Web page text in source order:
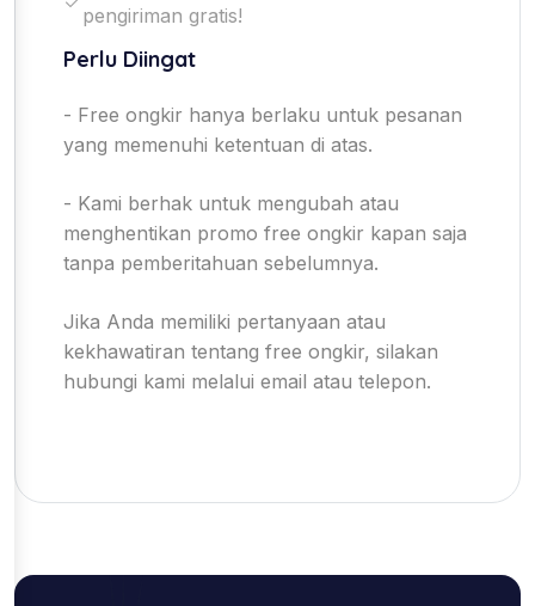
pengiriman gratis!
Perlu Diingat
- Free ongkir hanya berlaku untuk pesanan
yang memenuhi ketentuan di atas.
- Kami berhak untuk mengubah atau
menghentikan promo free ongkir kapan saja
tanpa pemberitahuan sebelumnya.
Jika Anda memiliki pertanyaan atau
kekhawatiran tentang free ongkir, silakan
hubungi kami melalui email atau telepon.